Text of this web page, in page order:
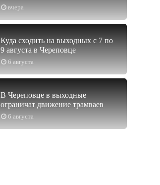
вчера
6 августа
Куда сходить на выходных с 7 по
9 августа в Череповце
6 августа
В Череповце в выходные
ограничат движение трамваев